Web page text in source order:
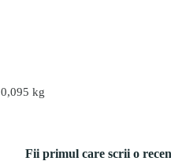
0,095 kg
Fii primul care scrii o